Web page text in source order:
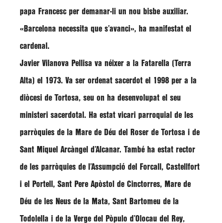
papa Francesc per demanar-li un nou bisbe auxiliar.
«Barcelona necessita que s’avanci», ha manifestat el
cardenal.
Javier Vilanova Pellisa va néixer a la Fatarella (Terra
Alta) el 1973. Va ser ordenat sacerdot el 1998 per a la
diòcesi de Tortosa, seu on ha desenvolupat el seu
ministeri sacerdotal . Ha estat vicari parroquial de les
parròquies de la Mare de Déu del Roser de Tortosa i de
Sant Miquel Arcàngel d’Alcanar. També ha estat rector
de les parròquies de l’Assumpció del Forcall, Castellfort
i el Portell, Sant Pere Apòstol de Cinctorres, Mare de
Déu de les Neus de la Mata, Sant Bartomeu de la
Todolella i de la Verge del Pòpulo d’Olocau del Rey,